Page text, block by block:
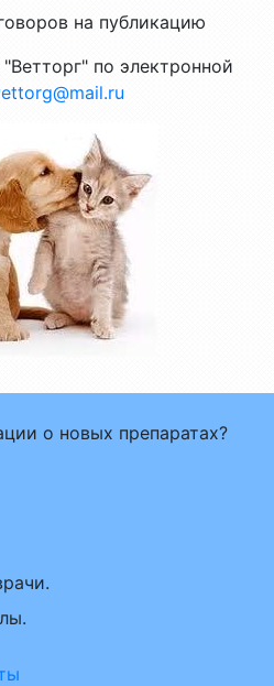
на публикацию
по электронной
о новых препаратах?